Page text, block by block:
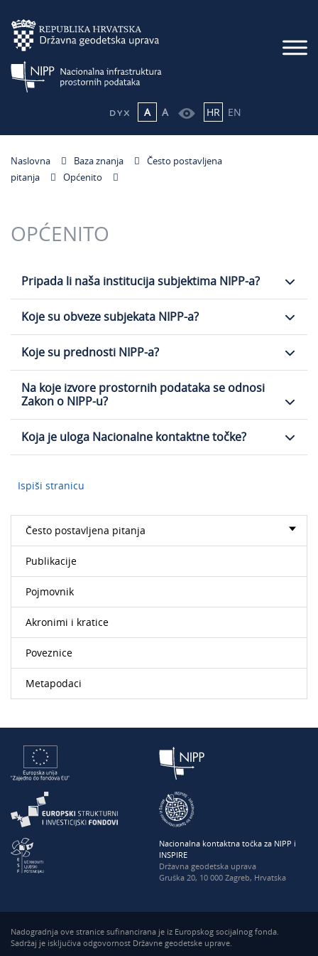
A A HR EN
Naslovna Baza znanja
Često postavljena
pitanja
Općenito
OPĆENITO
Pripada li naša institucija subjektima NIPP-a?
Koje su obveze subjekata NIPP-a?
Koje su prednosti NIPP-a?
Na koje izvore prostornih podataka se odnosi
Zakon o NIPP-u?
Koja je uloga Nacionalne kontaktne točke?
Ispiši stranicu
Često postavljena pitanja
Publikacije
Pojmovnik
Akronimi i kratice
Poveznice
Metapodaci
Nacionalna kontaktna točka za NIPP i
INSPIRE
Državna geodetska uprava
Gruška 20, 10 000 Zagreb, Hrvatska
Nadogradnja ove stranice sufinancirana je iz Europskog socijalnog fonda.
Sadržaj je isključiva odgovornost Državne geodetske uprave.